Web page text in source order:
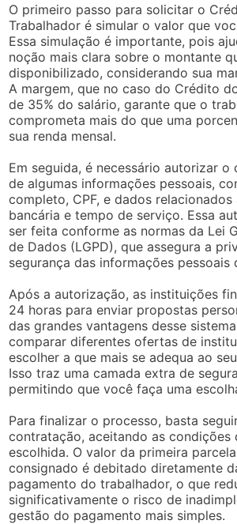
O primeiro passo para solicitar o
Trabalhador é simular o valor que
Essa simulação é importante, pois
noção mais clara sobre o montante
disponibilizado, considerando sua
A margem, que no caso do Crédito
de 35% do salário, garante que o
comprometa mais do que uma
sua renda mensal.
Em seguida, é necessário autorizar
de algumas informações pessoais,
completo, CPF, e dados relacionados
bancária e tempo de serviço. Essa
ser feita conforme as normas da Lei
de Dados (LGPD), que assegura a
segurança das informações pessoais
Após a autorização, as instituições
24 horas para enviar propostas
das grandes vantagens desse
comparar diferentes ofertas de
escolher a que mais se adequa ao
Isso traz uma camada extra de
permitindo que você faça uma
Para finalizar o processo, basta
contratação, aceitando as condições
escolhida. O valor da primeira
consignado é debitado diretamente
pagamento do trabalhador, o que
significativamente o risco de
gestão do pagamento mais simples.